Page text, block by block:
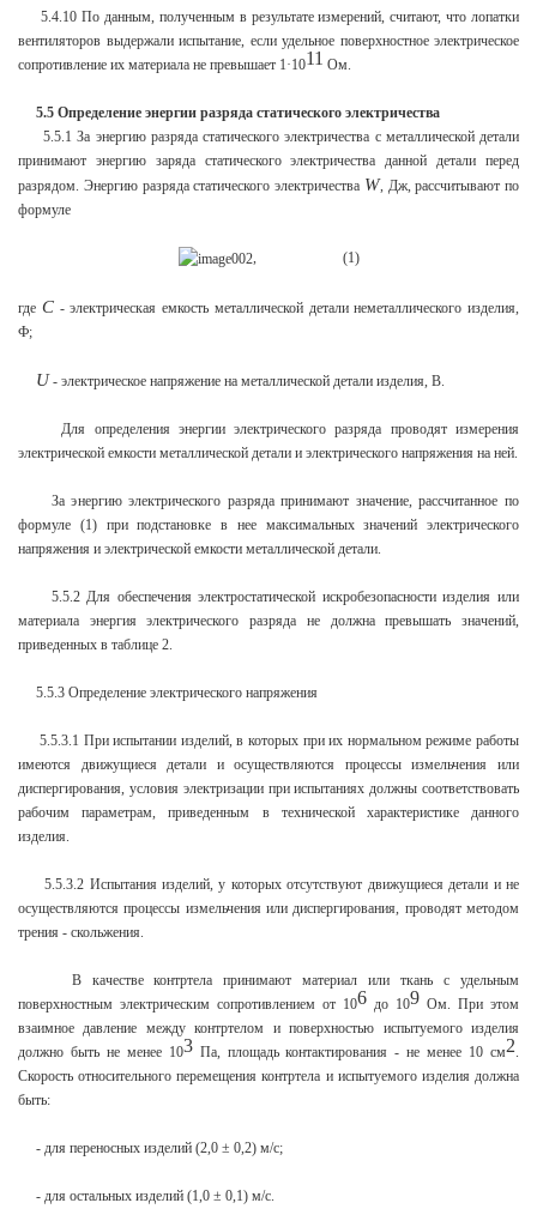
5.4.10 По данным, полученным в результате измерений, считают, что лопатки
вентиляторов выдержали испытание, если удельное поверхностное электрическое
сопротивление их материала не превышает 1·1011 Ом.
5.5 Определение энергии разряда статического электричества
5.5.1 За энергию разряда статического электричества с металлической детали
принимают энергию заряда статического электричества данной детали перед
разрядом. Энергию разряда статического электричества W, Дж, рассчитывают по
формуле
, (1)
где C- электрическая емкость металлической детали неметаллического изделия,
Ф;
U - электрическое напряжение на металлической детали изделия, В.
Для определения энергии электрического разряда проводят измерения
электрической емкости металлической детали и электрического напряжения на ней.
За энергию электрического разряда принимают значение, рассчитанное по
формуле (1) при подстановке в нее максимальных значений электрического
напряжения и электрической емкости металлической детали.
5.5.2 Для обеспечения электростатической искробезопасности изделия или
материала энергия электрического разряда не должна превышать значений,
приведенных в таблице 2.
5.5.3 Определение электрического напряжения
5.5.3.1 При испытании изделий, в которых при их нормальном режиме работы
имеются движущиеся детали и осуществляются процессы измельчения или
диспергирования, условия электризации при испытаниях должны соответствовать
рабочим параметрам, приведенным в технической характеристике данного
изделия.
5.5.3.2 Испытания изделий, у которых отсутствуют движущиеся детали и не
осуществляются процессы измельчения или диспергирования, проводят методом
трения - скольжения.
В качестве контртела принимают материал или ткань с удельным
поверхностным электрическим сопротивлением от 106 до 109 Ом. При этом
взаимное давление между контртелом и поверхностью испытуемого изделия
должно быть не менее 103Па, площадь контактирования - не менее 10 см2.
Скорость относительного перемещения контртела и испытуемого изделия должна
быть:
- для переносных изделий (2,0 ± 0,2) м/с;
- для остальных изделий (1,0 ± 0,1) м/с.